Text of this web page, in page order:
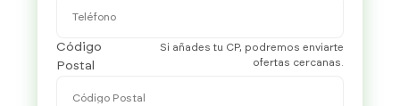
Código
Postal
Si añades tu CP, podremos enviarte
ofertas cercanas.